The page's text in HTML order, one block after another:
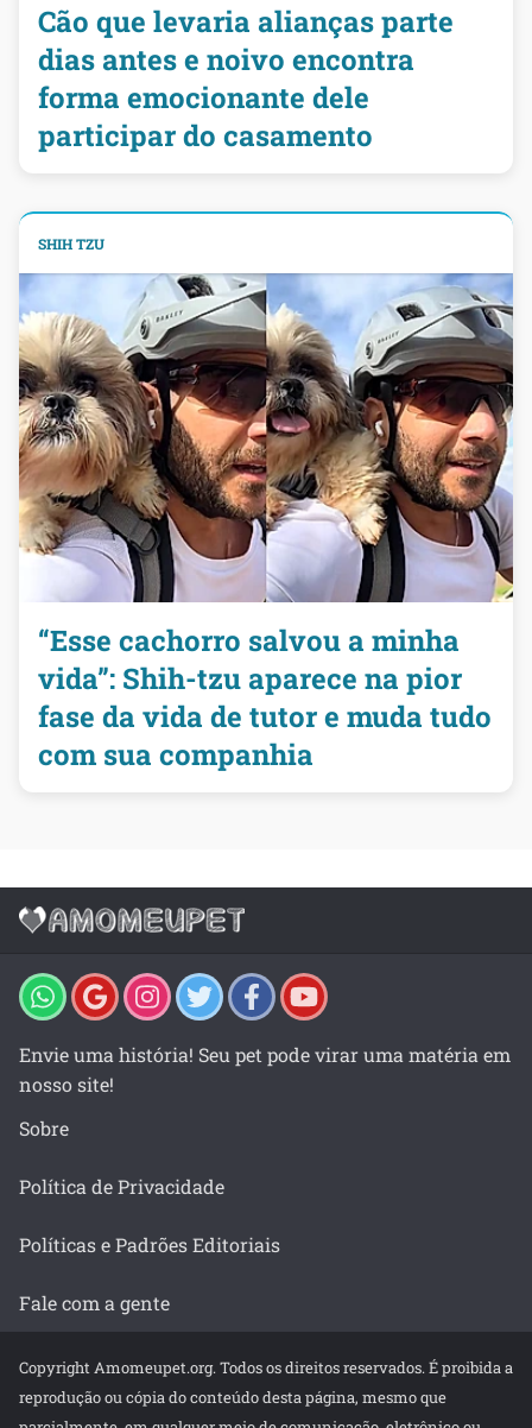
Cão que levaria alianças parte
dias antes e noivo encontra
forma emocionante dele
participar do casamento
SHIH TZU
“Esse cachorro salvou a minha
vida”: Shih-tzu aparece na pior
fase da vida de tutor e muda tudo
com sua companhia
Envie uma história! Seu pet pode virar uma matéria em
nosso site!
Sobre
Política de Privacidade
Políticas e Padrões Editoriais
Fale com a gente
Copyright Amomeupet.org. Todos os direitos reservados. É proibida a
reprodução ou cópia do conteúdo desta página, mesmo que